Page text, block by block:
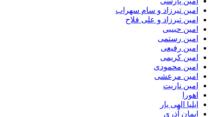
امین تیرزاد و سام سهراب
امین تیرزاد و علی فلاح
امین حبیبی
امین رستمی
امین رفیعی
امین کریمی
امین محمودی
امین مرعشی
امین ناریت
اهورا
ایلیا الهی یار
ایمان آذری